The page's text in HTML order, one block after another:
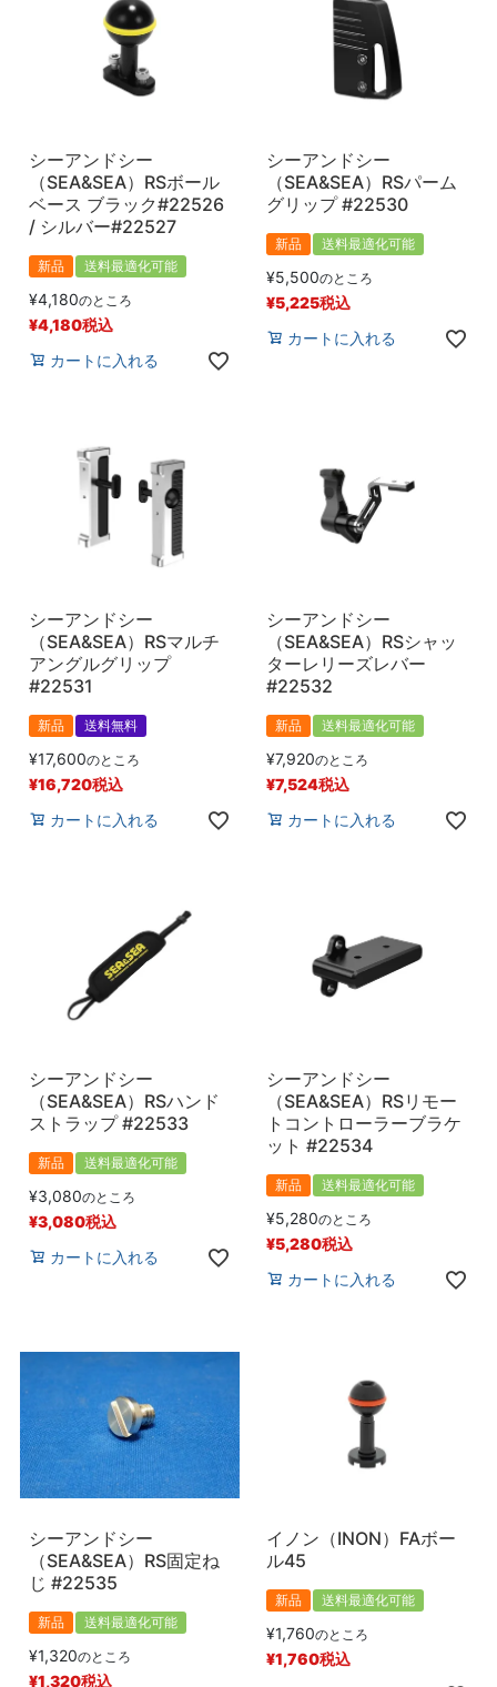
シーアンドシー
（SEA&SEA）RSボール
ベース ブラック#22526
/ シルバー#22527
新品 送料最適化可能
¥4,180のところ
¥4,180税込
カートに入れる
シーアンドシー
（SEA&SEA）RSパーム
グリップ #22530
新品 送料最適化可能
¥5,500のところ
¥5,225税込
カートに入れる
シーアンドシー
（SEA&SEA）RSマルチ
アングルグリップ
#22531
新品 送料無料
¥17,600のところ
¥16,720税込
カートに入れる
シーアンドシー
（SEA&SEA）RSシャッ
ターレリーズレバー
#22532
新品 送料最適化可能
¥7,920のところ
¥7,524税込
カートに入れる
シーアンドシー
（SEA&SEA）RSハンド
ストラップ #22533
新品 送料最適化可能
¥3,080のところ
¥3,080税込
カートに入れる
シーアンドシー
（SEA&SEA）RSリモー
トコントローラーブラケ
ット #22534
新品 送料最適化可能
¥5,280のところ
¥5,280税込
カートに入れる
シーアンドシー
（SEA&SEA）RS固定ね
じ #22535
新品 送料最適化可能
¥1,320のところ
¥1,320税込
イノン（INON）FAボー
ル45
新品 送料最適化可能
¥1,760のところ
¥1,760税込